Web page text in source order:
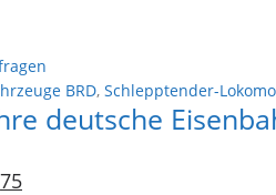
BRD, Schlepptender-
deutsche